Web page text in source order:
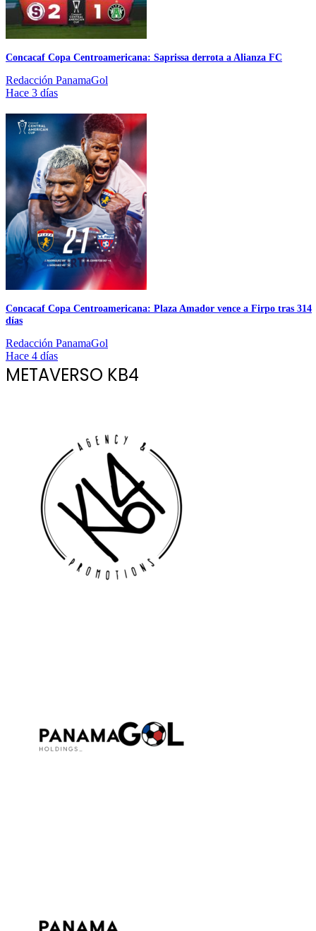
Concacaf Copa Centroamericana: Saprissa derrota a Alianza FC
Redacción PanamaGol
Hace 3 días
Concacaf Copa Centroamericana: Plaza Amador vence a Firpo tras 314
días
Redacción PanamaGol
Hace 4 días
METAVERSO KB4